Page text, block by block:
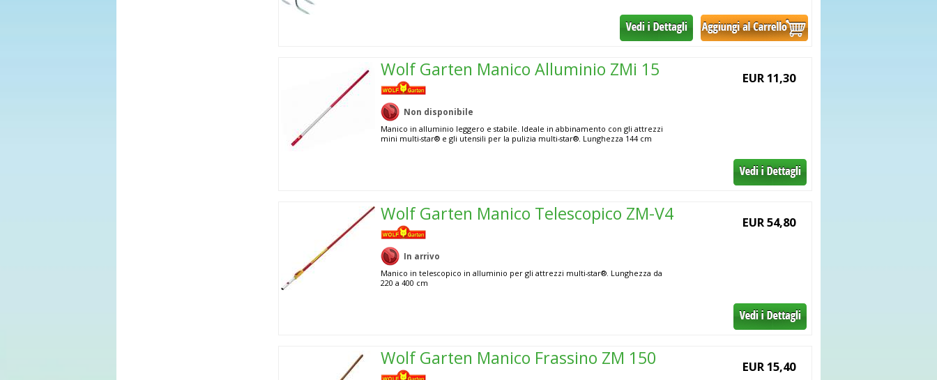
Wolf Garten Manico Alluminio ZMi 15
Non disponibile
Manico in alluminio leggero e stabile. Ideale in abbinamento con gli attrezzi
mini multi-star® e gli utensili per la pulizia multi-star®. Lunghezza 144 cm
EUR 11,30
Wolf Garten Manico Telescopico ZM-V4
In arrivo
Manico in telescopico in alluminio per gli attrezzi multi-star®. Lunghezza da
220 a 400 cm
EUR 54,80
Wolf Garten Manico Frassino ZM 150 EUR 15,40